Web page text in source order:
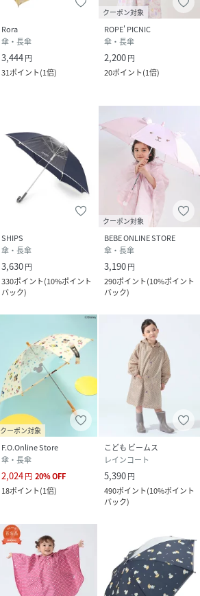
Rora
傘・長傘
3,444円
31ポイント(1倍)
クーポン対象
ROPE' PICNIC
傘・長傘
2,200円
20ポイント(1倍)
SHIPS
傘・長傘
3,630円
330ポイント(10%ポイント
バック)
クーポン対象
BEBE ONLINE STORE
傘・長傘
3,190円
290ポイント(10%ポイント
バック)
クーポン対象
F.O.Online Store
傘・長傘
2,024円 20%OFF
18ポイント(1倍)
こども ビームス
レインコート
5,390円
490ポイント(10%ポイント
バック)